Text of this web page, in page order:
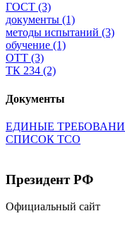
ГОСТ (3)
документы (1)
методы испытаний (3)
обучение (1)
ОТТ (3)
ТК 234 (2)
Документы
ЕДИНЫЕ
СПИСОК ТСО
Президент РФ
Официальный сайт